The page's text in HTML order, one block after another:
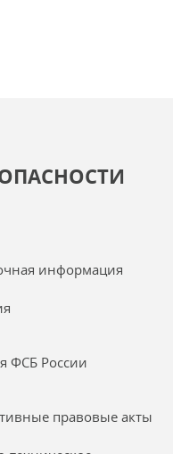
информация
ФСБ России
правовые акты